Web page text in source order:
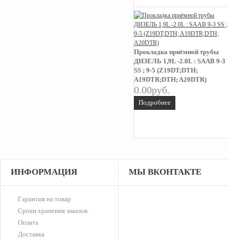
Прокладка приёмной трубы
ДИЗЕЛЬ 1,9L -2.0L : SAAB 9-3
SS ; 9-5 (Z19DT;DTH;
A19DTR;DTH; A20DTR)
0.00руб.
Подробнее
15.00руб.
Подробнее
ИНФОРМАЦИЯ
Гарантия на товар
Сроки хранения заказов
Оплата
Доставка
МЫ ВКОНТАКТЕ